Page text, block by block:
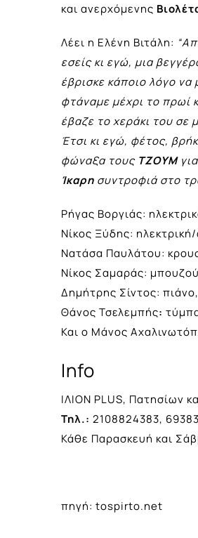
και ανερχόμενης
Λέει η Ελένη Βιτάλη:
εσείς κι εγώ, μια
έβρισκε κάποιο λόγο να
φτάναμε μέχρι το πρωί
έβαζε το χεράκι του σε
Έτσι κι εγώ, φέτος,
φώναξα τους ΤΖΟΥΜ
Ίκαρη συντροφιά στο
Ρήγας Βοργιάς:
Νίκος Ξύδης:
Νατάσα Παυλάτου:
Νίκος Σαμαράς:
Δημήτρης Σίντος:
Θάνος Τσελεμπής:
Και ο Μάνος
Info
ΙΛΙΟΝ PLUS, Πατησίων
Τηλ.: 2108824383,
Κάθε Παρασκευή και
πηγή: tospirto.net